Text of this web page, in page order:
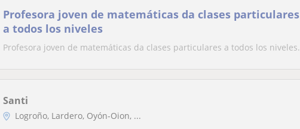
Profesora joven de matemáticas da clases particulares
a todos los niveles
Profesora joven de matemáticas da clases particulares a todos los niveles.
Santi
Logroño, Lardero, Oyón-Oion, ...